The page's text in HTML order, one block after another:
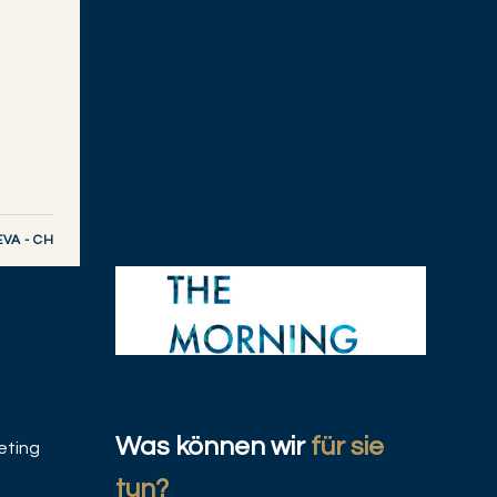
- CH
Der schwarze Schwan
Was können wir für sie
tun?